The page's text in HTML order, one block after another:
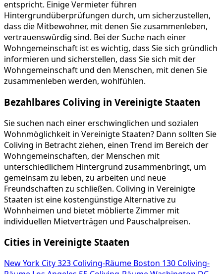
entspricht. Einige Vermieter führen
Hintergrundüberprüfungen durch, um sicherzustellen,
dass die Mitbewohner, mit denen Sie zusammenleben,
vertrauenswürdig sind. Bei der Suche nach einer
Wohngemeinschaft ist es wichtig, dass Sie sich gründlich
informieren und sicherstellen, dass Sie sich mit der
Wohngemeinschaft und den Menschen, mit denen Sie
zusammenleben werden, wohlfühlen.
Bezahlbares Coliving in Vereinigte Staaten
Sie suchen nach einer erschwinglichen und sozialen
Wohnmöglichkeit in Vereinigte Staaten? Dann sollten Sie
Coliving in Betracht ziehen, einen Trend im Bereich der
Wohngemeinschaften, der Menschen mit
unterschiedlichem Hintergrund zusammenbringt, um
gemeinsam zu leben, zu arbeiten und neue
Freundschaften zu schließen. Coliving in Vereinigte
Staaten ist eine kostengünstige Alternative zu
Wohnheimen und bietet möblierte Zimmer mit
individuellen Mietverträgen und Pauschalpreisen.
Cities in Vereinigte Staaten
New York City323 Coliving-Räume Boston 130 Coliving-